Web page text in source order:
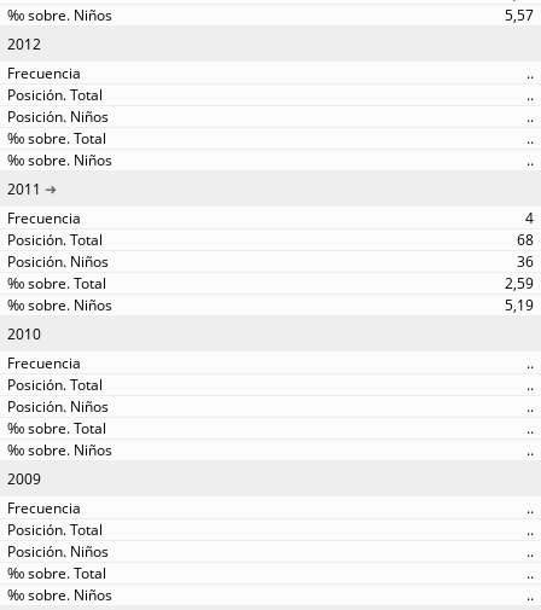
5,57
2012
..
..
..
..
..
2011
4
68
36
2,59
5,19
2010
..
..
..
..
..
2009
..
..
..
..
..